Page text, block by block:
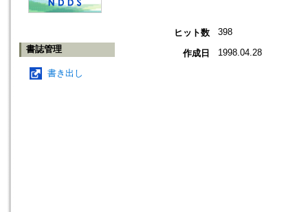
書誌管理
書き出し
ヒット数 398
作成日 1998.04.28